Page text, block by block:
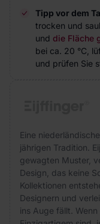
Tipp vor dem
trocken und
und die Fläche
bei ca. 20 °C,
und prüfen Sie
Eine
jährigen Tradition.
gewagten Muster,
Design, das keine
Kollektionen
Designern und
ins Auge fällt.